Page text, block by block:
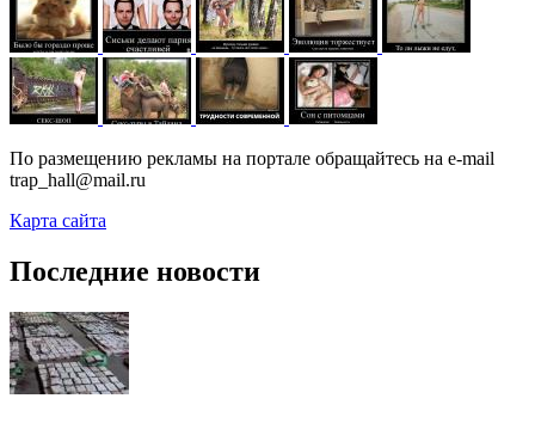
По размещению рекламы на портале обращайтесь на e-mail
trap_hall@mail.ru
Карта сайта
Последние новости